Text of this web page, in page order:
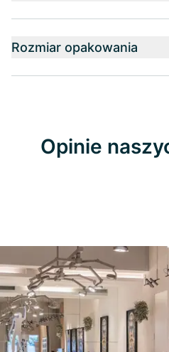
Rozmiar opakowania
Opinie